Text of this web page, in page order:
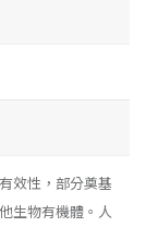
效性，部分奠基
生物有機體。人